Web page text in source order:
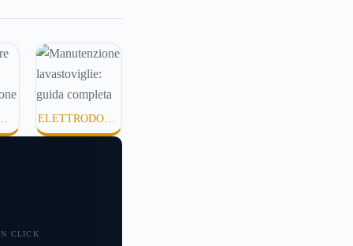
mesi caldi, molte
o difficili da
ELETTRODOME
STICI
CLICK